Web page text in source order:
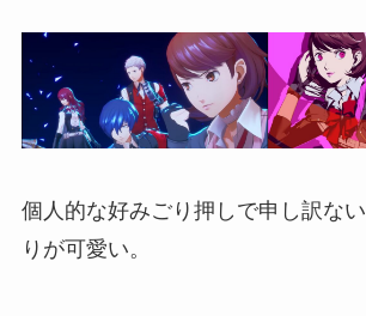
個人的な好みごり押しで申し訳な
りが可愛い。